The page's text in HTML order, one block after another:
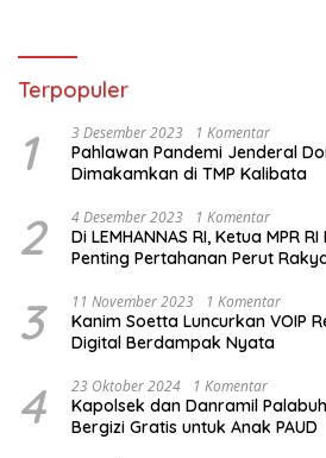
Terpopuler
1 3 Desember 2023 1 Komentar
Pahlawan Pandemi Jenderal
Dimakamkan di TMP Kalibata
2 4 Desember 2023 1 Komentar
Di LEMHANNAS RI, Ketua MPR
Penting Pertahanan Perut
3 11 November 2023 1 Komentar
Kanim Soetta Luncurkan VOIP
Digital Berdampak Nyata
4 23 Oktober 2024 1 Komentar
Kapolsek dan Danramil
Bergizi Gratis untuk Anak PAUD